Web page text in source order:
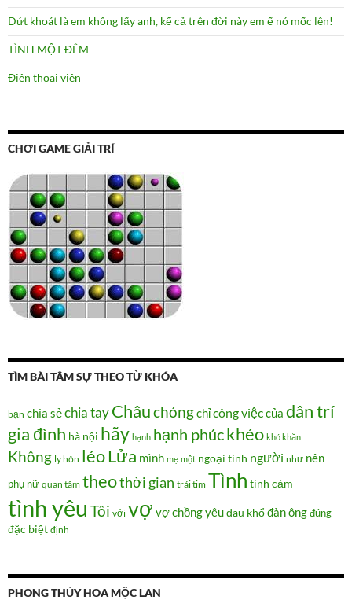
Dứt khoát là em không lấy anh, kể cả trên đời này em ế nó mốc lên!
TÌNH MỘT ĐÊM
Điên thọai viên
CHƠI GAME GIẢI TRÍ
TÌM BÀI TÂM SỰ THEO TỪ KHÓA
bạn chia sẻchia tay Châuchóngchỉcông việccủa dân trí
gia đình hà nội hãy hạnh hạnh phúckhéo khó khăn
Không ly hôn léoLửa mình mẹ một ngoại tình người như nên
phụ nữ quan tâm theothời gian trái tim Tình tình cảm
tình yêu Tôi với vợ vợ chồngyêuđau khổđàn ôngđúng
đặc biệt định
PHONG THỦY HOA MỘC LAN